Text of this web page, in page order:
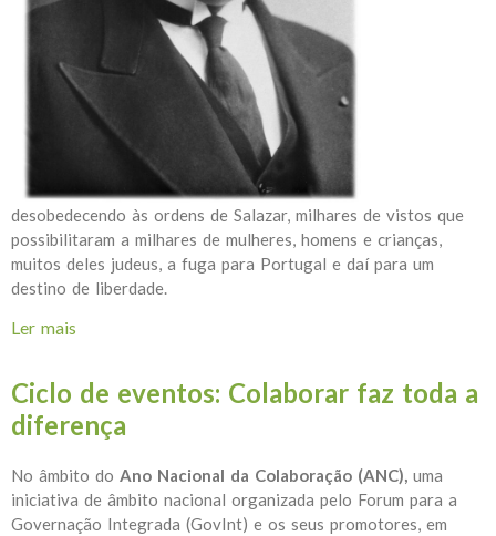
desobedecendo às ordens de Salazar, milhares de vistos que
possibilitaram a milhares de mulheres, homens e crianças,
muitos deles judeus, a fuga para Portugal e daí para um
destino de liberdade.
Ler mais
Ciclo de eventos: Colaborar faz toda a
diferença
No âmbito do Ano Nacional da Colaboração (ANC), uma
iniciativa de âmbito nacional organizada pelo Forum para a
Governação Integrada (GovInt) e os seus promotores, em